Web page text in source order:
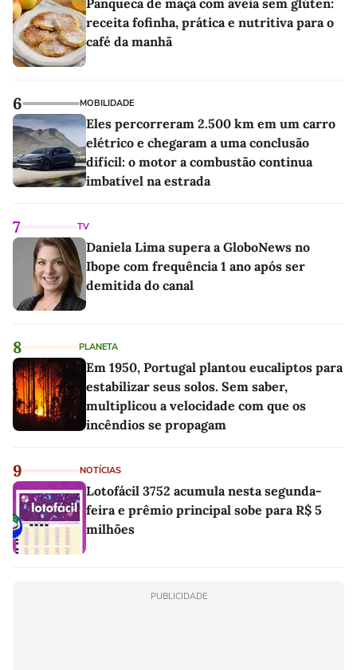
Panqueca de maçã com aveia sem glúten:
receita fofinha, prática e nutritiva para o
café da manhã
6 MOBILIDADE
Eles percorreram 2.500 km em um carro
elétrico e chegaram a uma conclusão
difícil: o motor a combustão continua
imbatível na estrada
7 TV
Daniela Lima supera a GloboNews no
Ibope com frequência 1 ano após ser
demitida do canal
8 PLANETA
Em 1950, Portugal plantou eucaliptos para
estabilizar seus solos. Sem saber,
multiplicou a velocidade com que os
incêndios se propagam
9 NOTÍCIAS
Lotofácil 3752 acumula nesta segunda-
feira e prêmio principal sobe para R$ 5
milhões
PUBLICIDADE